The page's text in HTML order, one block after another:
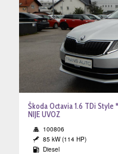
Škoda Octavia 1.6 TDi Style
NIJE UVOZ
100806
85 kW (114 HP)
Diesel